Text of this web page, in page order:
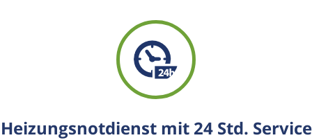
Heizungsnotdienst mit 24 Std. Service